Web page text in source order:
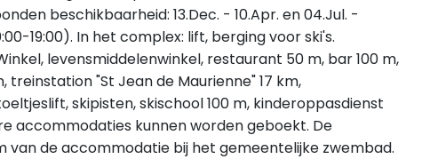
beschikbaarheid: 13.Dec. - 10.Apr. en 04.Jul. -
19:00). In het complex: lift, berging voor ski's.
levensmiddelenwinkel, restaurant 50 m, bar 100 m,
"St Jean de Maurienne" 17 km,
skipisten, skischool 100 m, kinderoppasdienst
accommodaties kunnen worden geboekt. De
van de accommodatie bij het gemeentelijke zwembad.